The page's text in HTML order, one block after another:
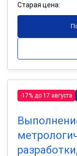
Старая цена:
-17% до 17 августа